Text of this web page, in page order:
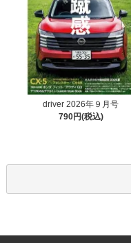
driver 2026年９月号
790円(税込)